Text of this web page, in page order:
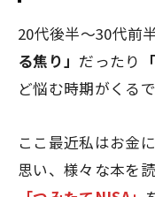
20代後半〜30代前
る焦り」 だったり
ど悩む時期がくるで
ここ最近私はお金
思い、様々な本を